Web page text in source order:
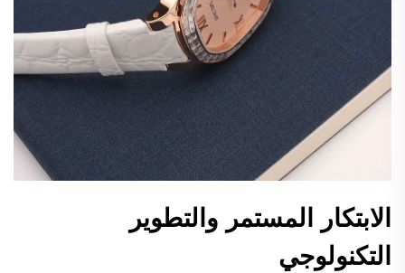
الابتكار المستمر والتطوير
التكنولوجي